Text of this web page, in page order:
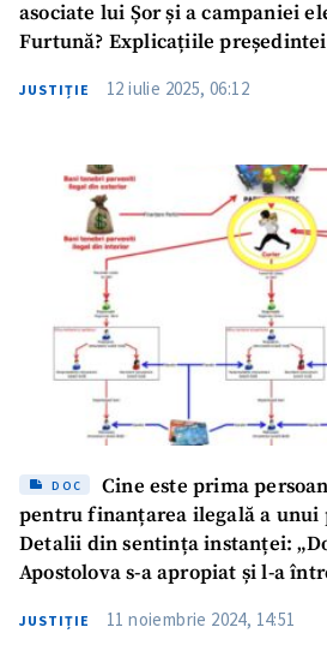
asociate lui Șor și a campaniei
Furtună? Explicațiile
JUSTIȚIE 12 iulie 2025, 06:12
DOC
Cine este prima
pentru finanțarea ilegală a
Detalii din sentința instanței:
Apostolova s-a apropiat și l-a
JUSTIȚIE 11 noiembrie 2024, 14:51